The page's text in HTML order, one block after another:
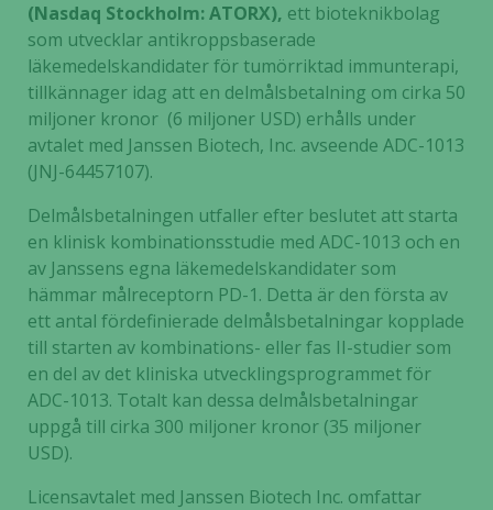
(Nasdaq Stockholm: ATORX), ett bioteknikbolag
som utvecklar antikroppsbaserade
läkemedelskandidater för tumörriktad immunterapi,
tillkännager idag att en delmålsbetalning om cirka 50
miljoner kronor (6 miljoner USD) erhålls under
avtalet med Janssen Biotech, Inc. avseende ADC-1013
(JNJ-64457107).
Delmålsbetalningen utfaller efter beslutet att starta
en klinisk kombinationsstudie med ADC-1013 och en
av Janssens egna läkemedelskandidater som
hämmar målreceptorn PD-1. Detta är den första av
ett antal fördefinierade delmålsbetalningar kopplade
till starten av kombinations- eller fas II-studier som
en del av det kliniska utvecklingsprogrammet för
ADC-1013. Totalt kan dessa delmålsbetalningar
uppgå till cirka 300 miljoner kronor (35 miljoner
USD).
Licensavtalet med Janssen Biotech Inc. omfattar